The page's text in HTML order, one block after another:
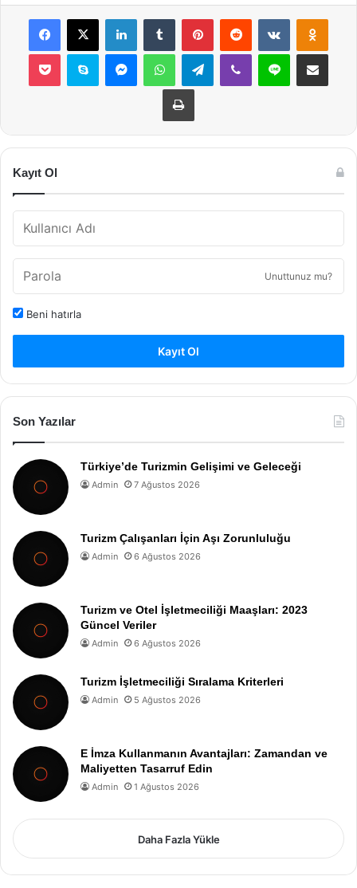
Facebook
X LinkedInTumblr PinterestReddit VKontakte
Pocket Skype MessengerWhatsAppTelegramViber Line E-Posta ile
Yazdır
Kayıt Ol
Unuttunuz mu?
Beni hatırla
Kayıt Ol
Son Yazılar
Türkiye’de Turizmin Gelişimi ve Geleceği
Admin 7 Ağustos 2026
Turizm Çalışanları İçin Aşı Zorunluluğu
Admin 6 Ağustos 2026
Turizm ve Otel İşletmeciliği Maaşları: 2023
Güncel Veriler
Admin 6 Ağustos 2026
Turizm İşletmeciliği Sıralama Kriterleri
Admin 5 Ağustos 2026
E İmza Kullanmanın Avantajları: Zamandan ve
Maliyetten Tasarruf Edin
Admin 1 Ağustos 2026
Daha Fazla Yükle